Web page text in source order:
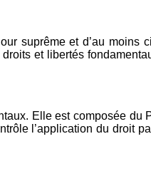
suprême et d’au moins
et libertés
Elle est composée du
l’application du droit